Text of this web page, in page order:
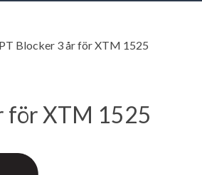
Blocker 3 år för XTM 1525
för XTM 1525